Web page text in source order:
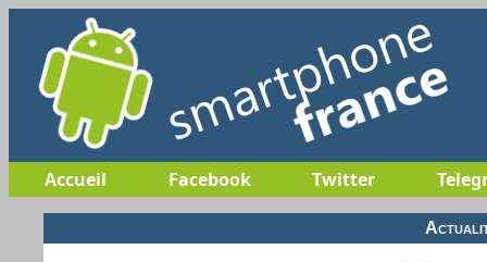
Accueil Facebook Twitter